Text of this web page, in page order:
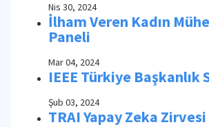
Nis 30, 2024
İlham Veren Kadın
Paneli
Mar 04, 2024
IEEE Türkiye Başkanlık
Şub 03, 2024
TRAI Yapay Zeka Zirvesi